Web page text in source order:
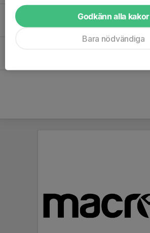
Träningstider Vinter 2025
3 jan 2025 0
Godkänn alla kakor
Bara nödvändiga